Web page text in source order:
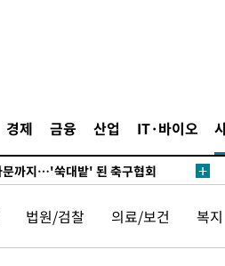
경제 금융 산업 IT·바이오
1416.1원 마감
, 2018년 이후 첫 40도
…"국민적 공분에 수사 재개"
장에 김태유 서울대 공대 교수…이
수입 27.5%↑…무역총액
, 항소심도 징역 3년
법원/검찰 의료/보건 복지